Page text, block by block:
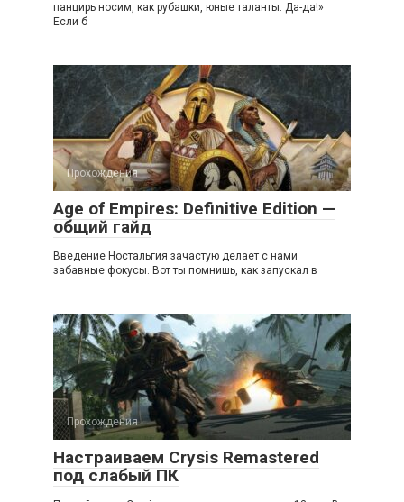
панцирь носим, как рубашки, юные таланты. Да-да!»
Если б
Прохождения
Age of Empires: Definitive Edition —
общий гайд
Введение Ностальгия зачастую делает с нами
забавные фокусы. Вот ты помнишь, как запускал в
Прохождения
Настраиваем Crysis Remastered
под слабый ПК